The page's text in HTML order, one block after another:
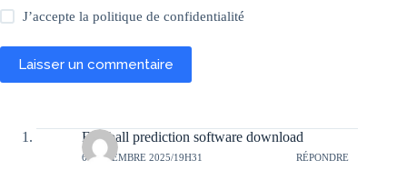
J’accepte lapolitique de confidentialité
Laisser un commentaire
Football prediction software download
6 NOVEMBRE 2025/19H31 RÉPONDRE